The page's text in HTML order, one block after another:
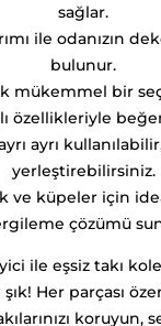
sağlar.
ile odanızın
bulunur.
mükemmel bir
özellikleriyle
ayrı
yerleştirebilirsiniz.
ve küpeler için
çözümü
ile eşsiz takı
Her parçası
koruyun,